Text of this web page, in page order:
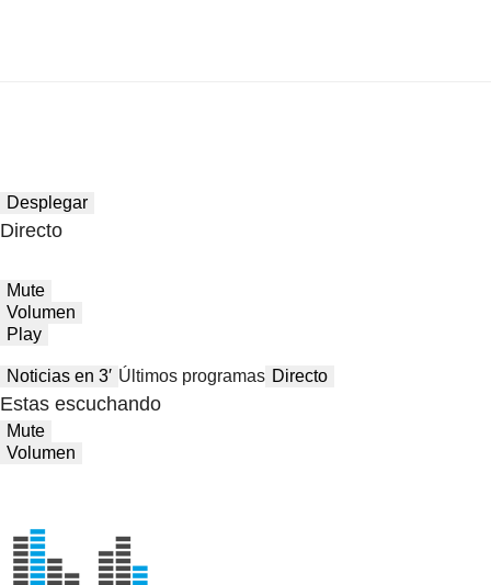
Desplegar
Directo
Mute
Volumen
Play
Noticias en 3′ Últimos programas Directo
Estas escuchando
Mute
Volumen